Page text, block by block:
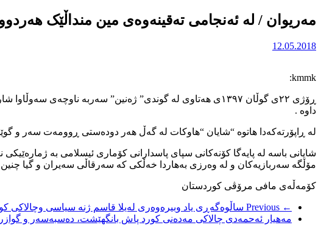
مەریوان / لە ئەنجامی تەقینەوەی مین منداڵێک
12.05.2018
kmmk:
داوە .
لە ڕاپۆرتەکەدا هاتوە “شایان “هاوکات لە گەڵ هەر دودەستی ڕوومەت سەر و
شایانی باسە لە پایەگا کۆنەکانی سپای پاسدارانی کۆماری ئیسلامی بە
مۆڵگە سەربازیەکان و لە وەرزی بەهاردا خەڵکی کە سەرقاڵی سەیران و گیا چنین
کۆمەڵەی مافی مرۆڤی کوردستان
← Previous
ساڵوەگەڕی یاد وبیرەوەری لەیلا قاسم ژنە سیاسی وچالاکی
مەهیار ئەحمەدی چالاکی مەدەنی کورد پاش بانگهێشت، دەسبەسەر و